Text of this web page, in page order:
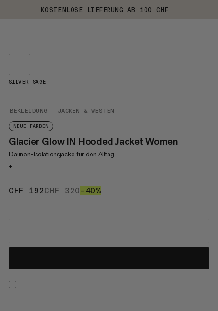
KOSTENLOSE LIEFERUNG AB 100 CHF
BEKLEIDUNG JACKEN & WESTEN
NEUE FARBEN
Glacier Glow IN Hooded Jacket Women
Daunen-Isolationsjacke für den Alltag
+
CHF 192CHF 192
CHF 320CHF 320
–40%
SILVER SAGE